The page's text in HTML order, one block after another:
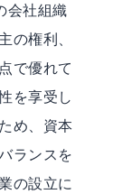
会社組織
の権利、
で優れて
を享受し
め、資本
ランスを
の設立に